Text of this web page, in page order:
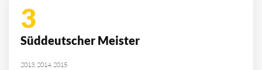
3
Süddeutscher Meister
2013, 2014, 2015